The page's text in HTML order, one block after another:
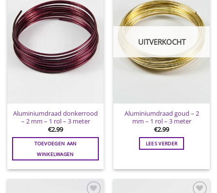
aan
wenslijst
Aluminiumdraad donkerrood
– 2 mm – 1 rol – 3 meter
€2.99
TOEVOEGEN AAN
WINKELWAGEN
aan
wenslijst
UITVERKOCHT
Aluminiumdraad goud – 2
mm – 1 rol – 3 meter
€2.99
LEES VERDER